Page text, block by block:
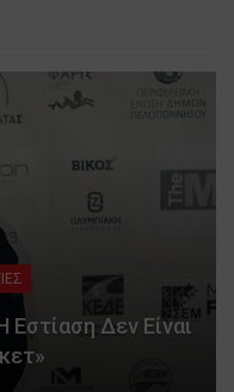
Δεν Είναι